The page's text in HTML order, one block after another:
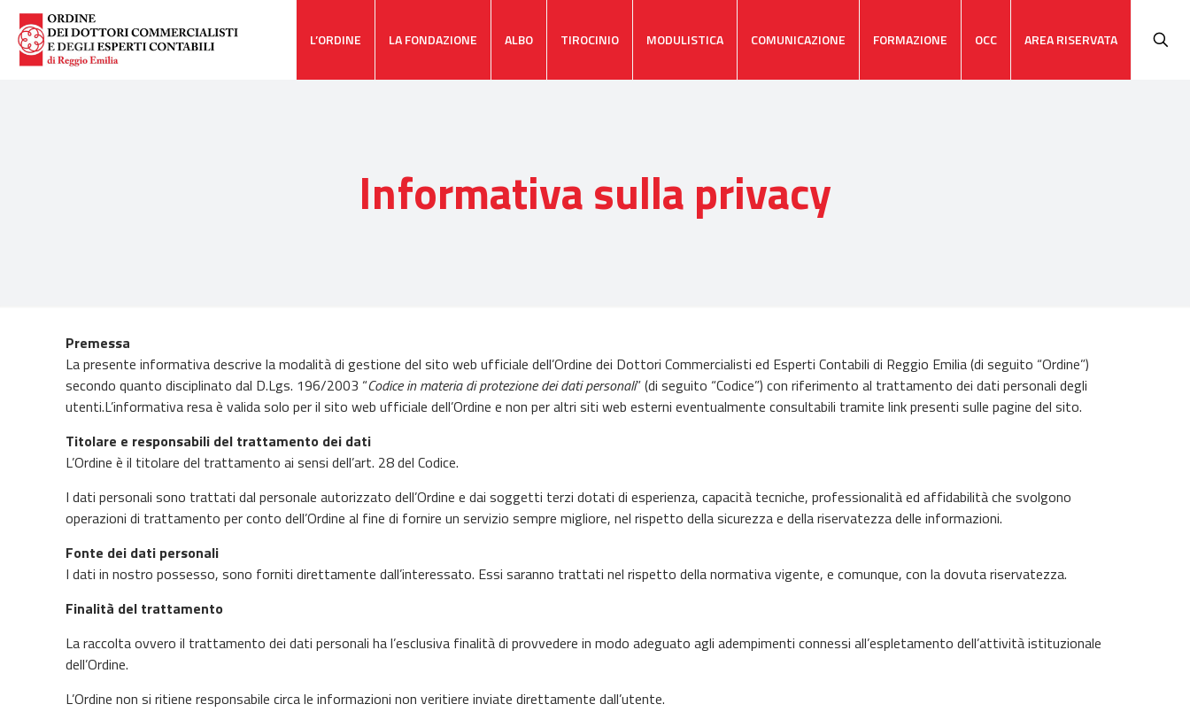
L’ORDINE LA FONDAZIONE ALBO TIROCINIO MODULISTICA COMUNICAZIONE FORMAZIONE OCC AREA RISERVATA
Informativa sulla privacy
Premessa
La presente informativa descrive la modalità di gestione del sito web ufficiale dell’Ordine dei Dottori Commercialisti ed Esperti Contabili di Reggio Emilia(di seguito “Ordine”)
secondo quanto disciplinato dal D.Lgs. 196/2003 “Codice in materia di protezione dei dati personali” (di seguito “Codice”) con riferimento al trattamento dei dati personali degli
utenti.L’informativa resa è valida solo per il sito web ufficiale dell’Ordine e non per altri siti web esterni eventualmente consultabili tramite link presenti sulle pagine del sito.
Titolare e responsabili del trattamento dei dati
L’Ordine è il titolare del trattamento ai sensi dell’art. 28 del Codice.
I dati personali sono trattati dal personale autorizzato dell’Ordine e dai soggetti terzi dotati di esperienza, capacità tecniche, professionalità ed affidabilità che svolgono
operazioni di trattamento per conto dell’Ordine al fine di fornire un servizio sempre migliore, nel rispetto della sicurezza e della riservatezza delle informazioni.
Fonte dei dati personali
I dati in nostro possesso, sono forniti direttamente dall’interessato. Essi saranno trattati nel rispetto della normativa vigente, e comunque, con la dovuta riservatezza.
Finalità del trattamento
La raccolta ovvero il trattamento dei dati personali ha l’esclusiva finalità di provvedere in modo adeguato agli adempimenti connessi all’espletamento dell’attività istituzionale
dell’Ordine.
L’Ordine non si ritiene responsabile circa le informazioni non veritiere inviate direttamente dall’utente.